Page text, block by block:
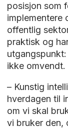
posisjon som
implementere
offentlig
praktisk og
ikke omvendt.
– Kunstig
hverdagen til
om vi skal
vi bruker den,